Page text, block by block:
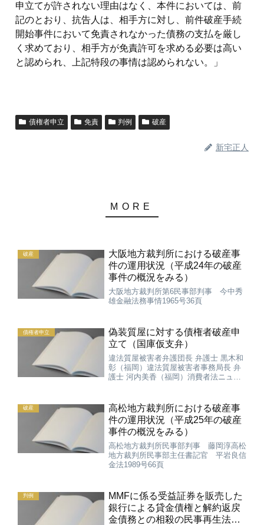
申立てが許されない理由はなく、本件においては、前
記のとおり、抗告人は、相手方に対し、前件破産手続
開始事件において免責されなかった債務の支払を厳し
く求めており、相手方が免責許可を求める必要は高い
と認められ、上記特段の事情は認められない。」
債権者申立 免責 判例 破産
新宅正人
破産
大阪地方裁判所における破産事
件の運用状況（平成24年の破産
事件の概況をみる）
大阪地方裁判所第6民事部判事 今中秀
雄金融法務事情1965号36頁
債権者申立
偽装質屋に対する債権者破産申
立て（国庫仮支弁）
違法質屋被害者弁護団長 弁護士 黒木和
彰（福岡）違法質屋被害者事務局長 弁
護士 河内美香（福岡）消費者法ニュー
破産
高松地方裁判所における破産事
件の運用状況（平成25年の破産
事件の概況をみる）
高松地方裁判所民事部判事 藤岡淳高松
地方裁判所民事部主任書記官 平岩良信
金法1989号66頁
判例
MMFに係る受益証券を販売した
銀行による貸金債権と解約返戻
金債務との相殺の民事再生法上